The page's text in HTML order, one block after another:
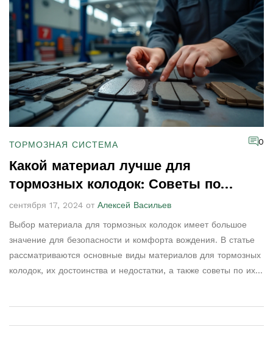
обходятся дороже, и как выбрать оптимальный баланс цены
и качества. Углубленный анализ каждого аспекта выбора
гарантирует, что ваш автомобиль будет останавливаться
уверенно и без лишнего скрипа.
ТОРМОЗНАЯ СИСТЕМА 0
Какой материал лучше для
тормозных колодок: Советы по
выбору и замене
сентября 17, 2024 от Алексей Васильев
Выбор материала для тормозных колодок имеет большое
значение для безопасности и комфорта вождения. В статье
рассматриваются основные виды материалов для тормозных
колодок, их достоинства и недостатки, а также советы по их